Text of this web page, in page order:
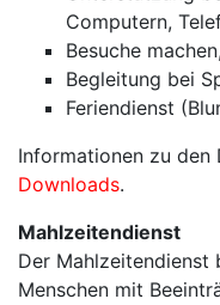
Computern,
Besuche
Begleitung bei
Feriendienst
Informationen zu den
Downloads.
Mahlzeitendienst
Der Mahlzeitendienst
Menschen mit